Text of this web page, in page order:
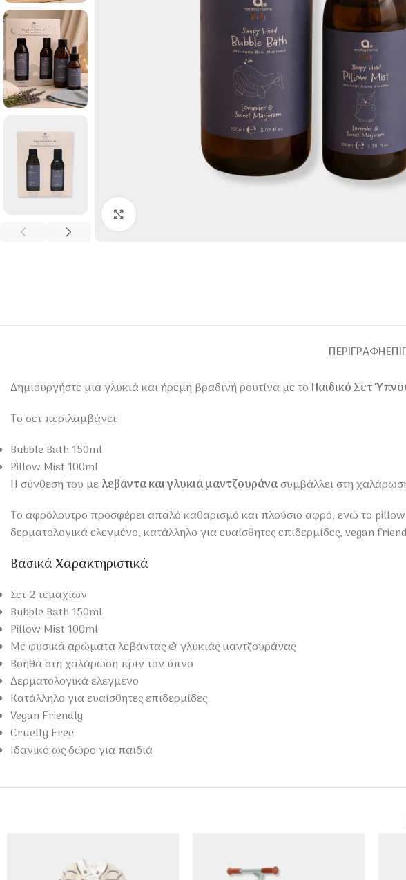
ΠΕΡΙΓΡΑΦΉ
Δημιουργήστε μια γλυκιά και ήρεμη βραδινή ρουτίνα με το Παιδικό Σετ
Το σετ περιλαμβάνει:
Bubble Bath 150ml
Pillow Mist 100ml
Η σύνθεσή του μελεβάντα και γλυκιά μαντζουράνασυμβάλλει στη
Το αφρόλουτρο προσφέρει απαλό καθαρισμό και πλούσιο αφρό, ενώ το
δερματολογικά ελεγμένο, κατάλληλο για ευαίσθητες επιδερμίδες, vegan
Βασικά Χαρακτηριστικά
Σετ 2 τεμαχίων
Bubble Bath 150ml
Pillow Mist 100ml
Με φυσικά αρώματα λεβάντας & γλυκιάς μαντζουράνας
Βοηθά στη χαλάρωση πριν τον ύπνο
Δερματολογικά ελεγμένο
Κατάλληλο για ευαίσθητες επιδερμίδες
Vegan Friendly
Cruelty Free
Ιδανικό ως δώρο για παιδιά